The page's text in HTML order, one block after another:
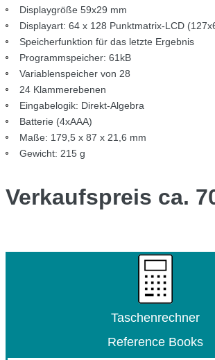
Displaygröße 59x29 mm
Displayart: 64 x 128 Punktmatrix-LCD
Speicherfunktion für das letzte Ergebnis
Programmspeicher: 61kB
Variablenspeicher von 28
24 Klammerebenen
Eingabelogik: Direkt-Algebra
Batterie (4xAAA)
Maße: 179,5 x 87 x 21,6 mm
Gewicht: 215 g
Verkaufspreis ca.
Taschenrechner
Reference Books